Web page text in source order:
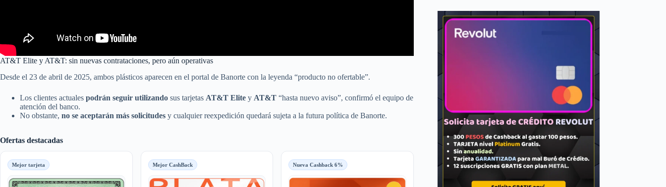
AT&T Elite y AT&T: sin nuevas contrataciones, pero aún operativas
Desde el 23 de abril de 2025, ambos plásticos aparecen en el portal de Banorte con la leyenda “producto no ofertable”.
Los clientes actuales podrán seguir utilizando sus tarjetas AT&T Elite y AT&T “hasta nuevo aviso”, confirmó el equipo de
atención del banco.
No obstante, no se aceptarán más solicitudes y cualquier reexpedición quedará sujeta a la futura política de Banorte.
Ofertas destacadas
Mejor tarjeta Mejor CashBack Nueva Cashback 6%